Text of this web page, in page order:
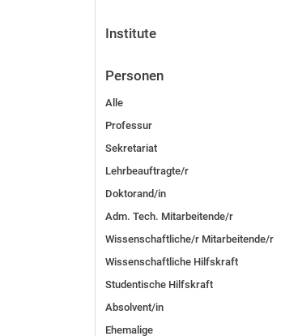
Institute
Personen
Alle
Professur
Sekretariat
Lehrbeauftragte/r
Doktorand/in
Adm. Tech. Mitarbeitende/r
Wissenschaftliche/r Mitarbeitende/r
Wissenschaftliche Hilfskraft
Studentische Hilfskraft
Absolvent/in
Ehemalige